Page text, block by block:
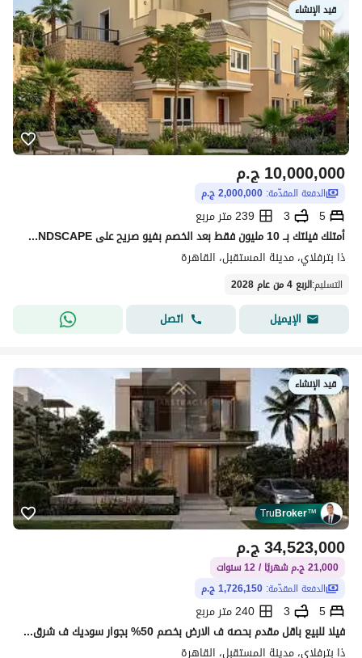
قيد الإنشاء
ج.م10,000,000
الدفعة المقدّمة: 2,000,000 ج.م
5
3
239 متر مربع
أمتلك فيلتك بــ 10 مليون فقط بعد الخصم بفيو صريح على LANDSCAPE بجوار ابراج The Spine مدينتي وبالقرب من التجمع و الرحاب و الشروق و البروج
ذا بترفلاي، مدينة المستقبل، القاهرة
التسليم:الربع 4 من عام 2028
الإيميل اتصل
قيد الإنشاء
TruBroker™
ج.م34,523,000
21,000 ج.م شهريًا / 12 سنوات
الدفعة المقدّمة: 1,726,150 ج.م
5
3
240 متر مربع
فيلا للبيع باقل مقدم بحصه ف الارض بخصم 50% بجوار سوديك ف شرق القاهرة الجديدة
ذا بترفلاي، مدينة المستقبل، القاهرة